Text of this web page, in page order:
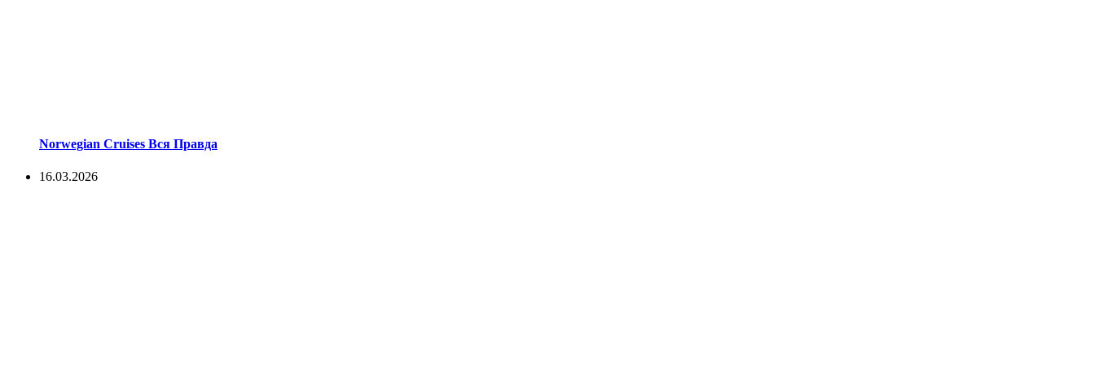
Norwegian Cruises Вся Правда
16.03.2026